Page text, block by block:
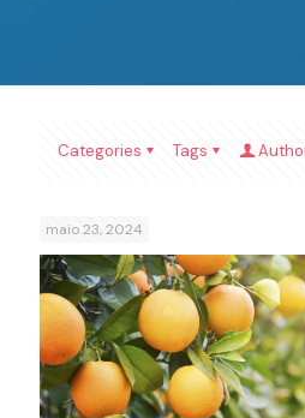
Categories Tags
maio 23, 2024